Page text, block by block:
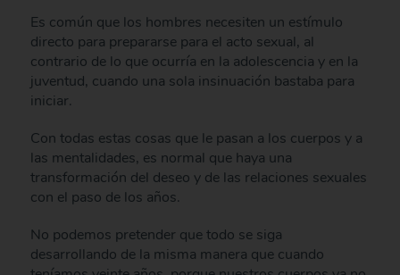
Es común que los hombres necesiten un estímulo
directo para prepararse para el acto sexual, al
contrario de lo que ocurría en la adolescencia y en la
juventud, cuando una sola insinuación bastaba para
iniciar.
Con todas estas cosas que le pasan a los cuerpos y a
las mentalidades, es normal que haya una
transformación del deseo y de las relaciones sexuales
con el paso de los años.
No podemos pretender que todo se siga
desarrollando de la misma manera que cuando